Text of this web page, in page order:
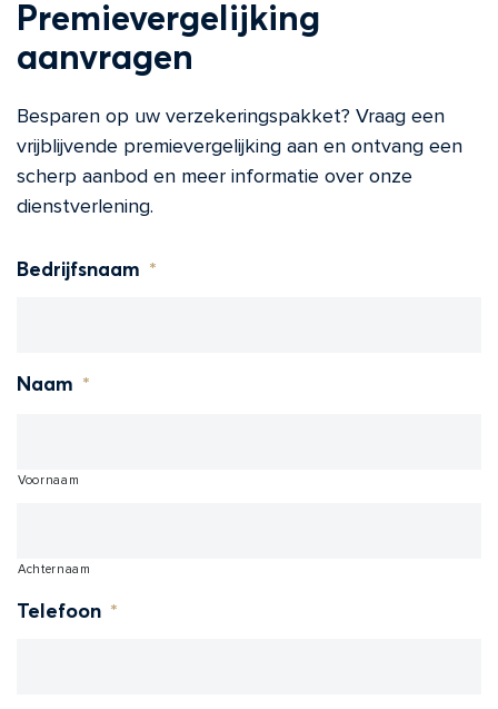
Premievergelijking
aanvragen
Besparen op uw verzekeringspakket? Vraag een
vrijblijvende premievergelijking aan en ontvang een
scherp aanbod en meer informatie over onze
dienstverlening.
Bedrijfsnaam *
Naam *
Voornaam
Achternaam
Telefoon *